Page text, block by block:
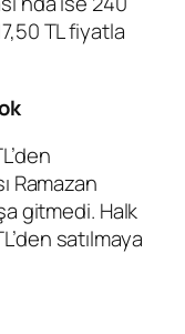
TL fiyatla
Ramazan
gitmedi. Halk
satılmaya